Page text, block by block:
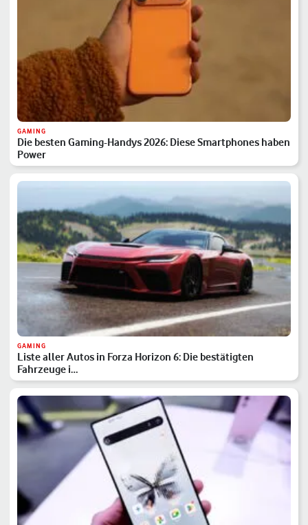
GAMING
Die besten Gaming-Handys 2026: Diese Smartphones haben
Power
GAMING
Liste aller Autos in Forza Horizon 6: Die bestätigten
Fahrzeuge i…